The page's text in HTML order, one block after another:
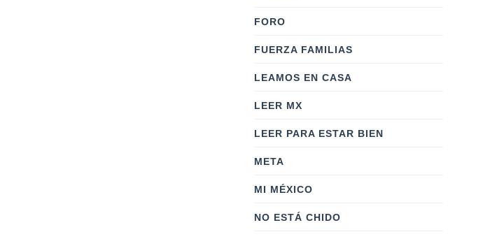
FORO
FUERZA FAMILIAS
LEAMOS EN CASA
LEER MX
LEER PARA ESTAR BIEN
META
MI MÉXICO
NO ESTÁ CHIDO